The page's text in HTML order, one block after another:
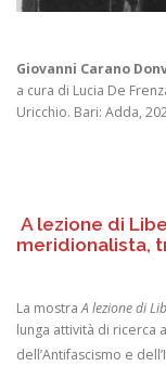
Giovanni Carano
a cura di Lucia De
Uricchio. Bari: Adda,
A lezione di
meridionalista,
La mostraA lezione di
lunga attività di ricerca
dell’Antifascismo e